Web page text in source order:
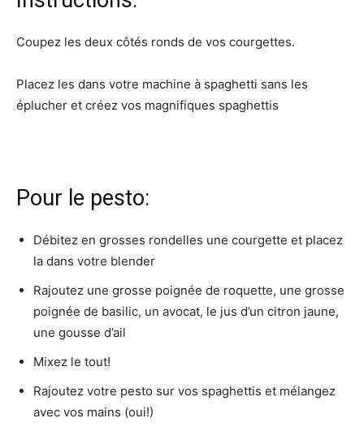
Coupez les deux côtés ronds de vos courgettes.
Placez les dans votre machine à spaghetti sans les
éplucher et créez vos magnifiques spaghettis
Pour le pesto:
Débitez en grosses rondelles une courgette et placez
la dans votre blender
Rajoutez une grosse poignée de roquette, une grosse
poignée de basilic, un avocat, le jus d’un citron jaune,
une gousse d’ail
Mixez le tout!
Rajoutez votre pesto sur vos spaghettis et mélangez
avec vos mains (oui!)